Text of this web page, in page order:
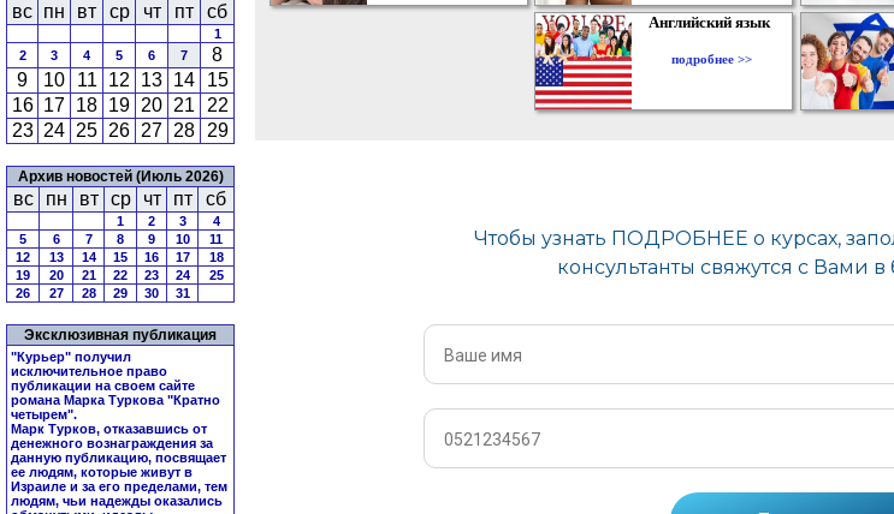
вс пн вт ср чт пт сб
1
2
3 4 5 6 7
8
9
10 11 12 13 14
15
16 17 18 19 20 21
22
23 24 25 26 27 28 29
Архив новостей (Июль 2026)
вс пн вт ср чт пт сб
1 2 3
4
5
6 7 8 9 10
11
12
13 14 15 16 17
18
19
20 21 22 23 24
25
26
27 28 29 30 31
Эксклюзивная публикация
"Курьер" получил
исключительное право
публикации на своем сайте
романа Марка Туркова "Кратно
четырем".
Марк Турков, отказавшись от
денежного вознаграждения за
данную публикацию, посвящает
ее людям, которые живут в
Израиле и за его пределами, тем
людям, чьи надежды оказались
Английский язык
подробнее >>